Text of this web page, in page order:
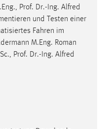
Prof. Dr.-Ing. Alfred
und Testen einer
Fahren im
M.Eng. Roman
Prof. Dr.-Ing. Alfred
zu verstehen, wie